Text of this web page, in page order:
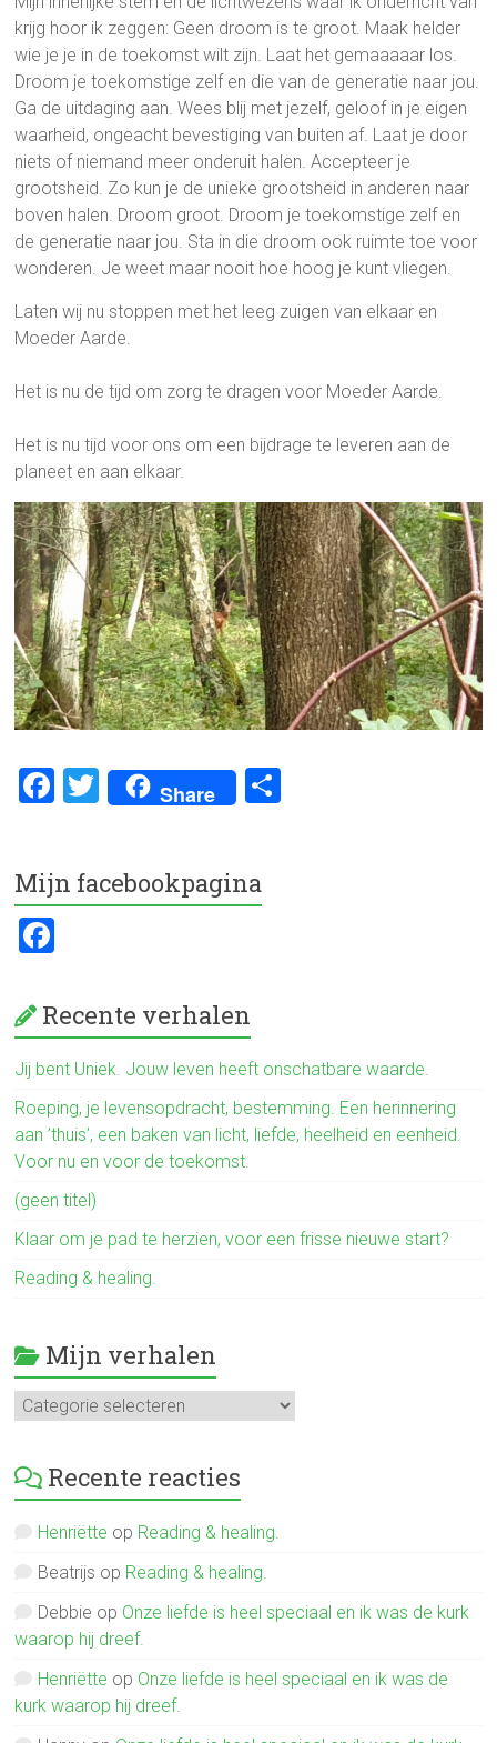
krijg hoor ik zeggen: Geen droom is te groot. Maak helder
wie je je in de toekomst wilt zijn. Laat het gemaaaaar los.
Droom je toekomstige zelf en die van de generatie naar jou.
Ga de uitdaging aan. Wees blij met jezelf, geloof in je eigen
waarheid, ongeacht bevestiging van buiten af. Laat je door
niets of niemand meer onderuit halen. Accepteer je
grootsheid. Zo kun je de unieke grootsheid in anderen naar
boven halen. Droom groot. Droom je toekomstige zelf en
de generatie naar jou. Sta in die droom ook ruimte toe voor
wonderen. Je weet maar nooit hoe hoog je kunt vliegen.
Laten wij nu stoppen met het leeg zuigen van elkaar en
Moeder Aarde.
Het is nu de tijd om zorg te dragen voor Moeder Aarde.
Het is nu tijd voor ons om een bijdrage te leveren aan de
planeet en aan elkaar.
F
b
T
er
Share
Mijn facebookpagina
ce
b
o
ok
Recente verhalen
Jij bent Uniek. Jouw leven heeft onschatbare waarde.
Roeping, je levensopdracht, bestemming. Een herinnering
aan ’thuis’, een baken van licht, liefde, heelheid en eenheid.
Voor nu en voor de toekomst.
(geen titel)
Klaar om je pad te herzien, voor een frisse nieuwe start?
Reading & healing.
Mijn verhalen
Mijn
verhalen
Recente reacties
Henriëtte op Reading & healing.
Beatrijs op Reading & healing.
Debbie op Onze liefde is heel speciaal en ik was de kurk
waarop hij dreef.
Henriëtte op Onze liefde is heel speciaal en ik was de
kurk waarop hij dreef.